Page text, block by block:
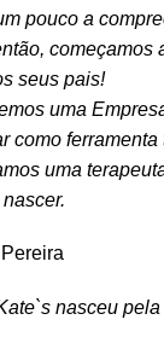
pouco a
começamos
seus pais!
uma
como
uma
nasceu